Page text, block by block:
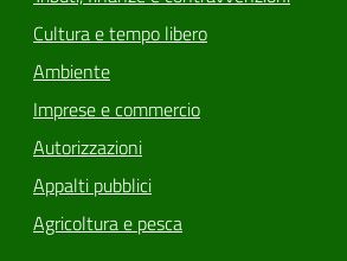
Cultura e tempo libero
Ambiente
Imprese e commercio
Autorizzazioni
Appalti pubblici
Agricoltura e pesca